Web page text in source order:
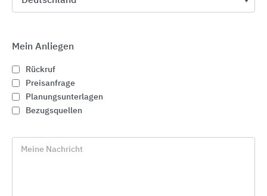
Mein Anliegen
Rückruf
Preisanfrage
Planungsunterlagen
Bezugsquellen
Meine Nachricht